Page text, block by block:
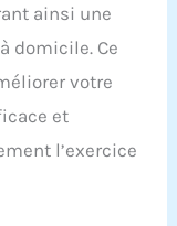
ainsi une
domicile. Ce
votre
et
l’exercice